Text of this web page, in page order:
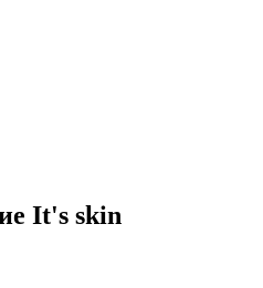
It's skin